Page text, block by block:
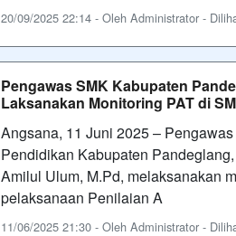
20/09/2025 22:14 - Oleh Administrator -
Pengawas SMK Kabupaten
Laksanakan Monitoring PAT di
Angsana, 11 Juni 2025 –
Pendidikan Kabupaten
Amilul Ulum, M.Pd, melaksanakan
pelaksanaan Penilaian A
11/06/2025 21:30 - Oleh Administrator -